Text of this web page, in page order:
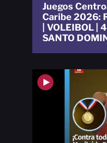
Juegos
Caribe 2026:
| VOLEIBOL |
SANTO